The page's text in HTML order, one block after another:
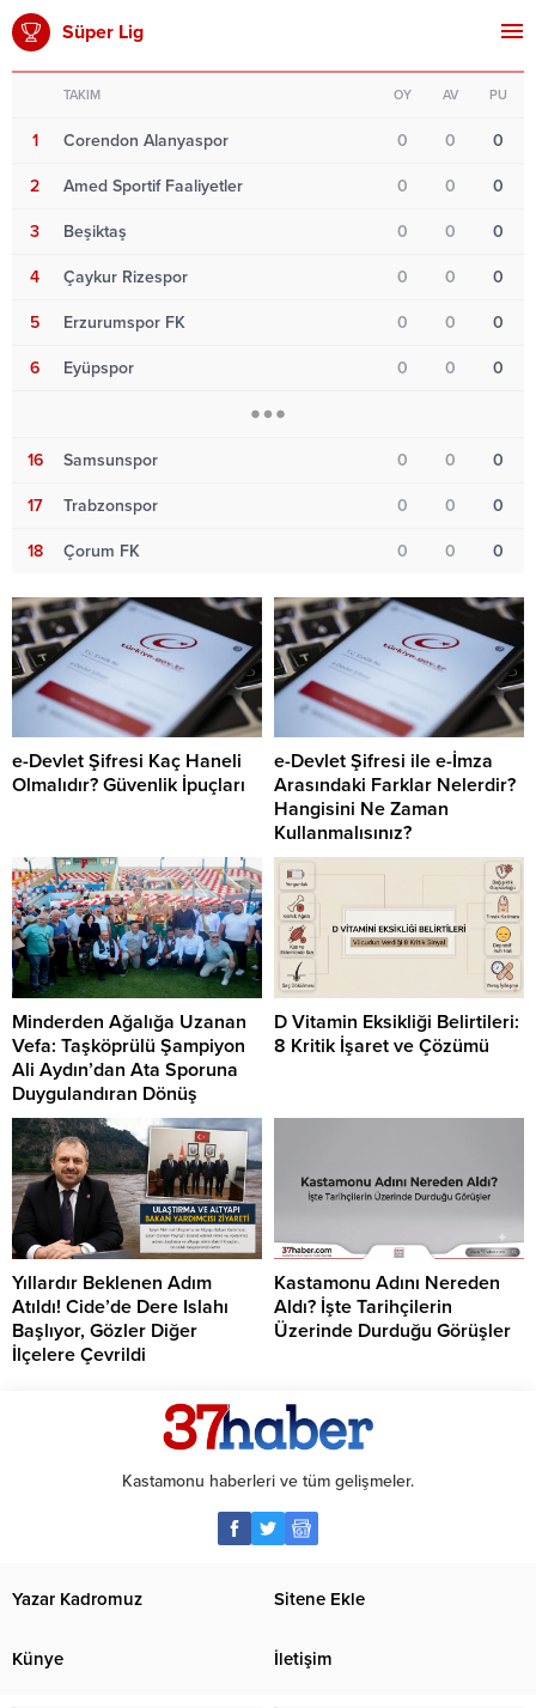
Süper Lig
TAKIM OY AV PU
1 Corendon Alanyaspor 0 0 0
2 Amed Sportif Faaliyetler 0 0 0
3 Beşiktaş 0 0 0
4 Çaykur Rizespor 0 0 0
5 Erzurumspor FK 0 0 0
6 Eyüpspor 0 0 0
16 Samsunspor 0 0 0
17 Trabzonspor 0 0 0
18 Çorum FK 0 0 0
e-Devlet Şifresi Kaç Haneli
Olmalıdır? Güvenlik İpuçları
e-Devlet Şifresi ile e-İmza
Arasındaki Farklar Nelerdir?
Hangisini Ne Zaman
Kullanmalısınız?
Minderden Ağalığa Uzanan
Vefa: Taşköprülü Şampiyon
Ali Aydın’dan Ata Sporuna
Duygulandıran Dönüş
D Vitamin Eksikliği Belirtileri:
8 Kritik İşaret ve Çözümü
Yıllardır Beklenen Adım
Atıldı! Cide’de Dere Islahı
Başlıyor, Gözler Diğer
İlçelere Çevrildi
Kastamonu Adını Nereden
Aldı? İşte Tarihçilerin
Üzerinde Durduğu Görüşler
Kastamonu haberleri ve tüm gelişmeler.
Yazar Kadromuz Sitene Ekle
Künye İletişim